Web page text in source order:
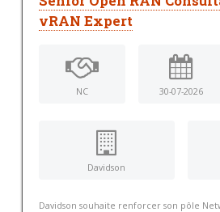
vRAN Expert
NC 30-07-2026
Davidson
Davidson souhaite renforcer son pôle